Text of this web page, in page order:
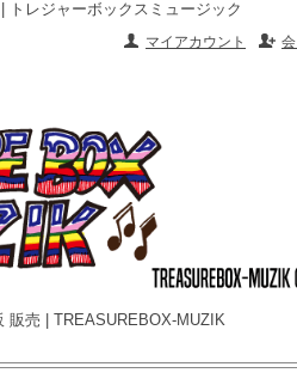
トレジャーボックスミュージック
マイアカウント
販売 | TREASUREBOX-MUZIK